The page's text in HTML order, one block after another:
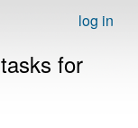
log in
for